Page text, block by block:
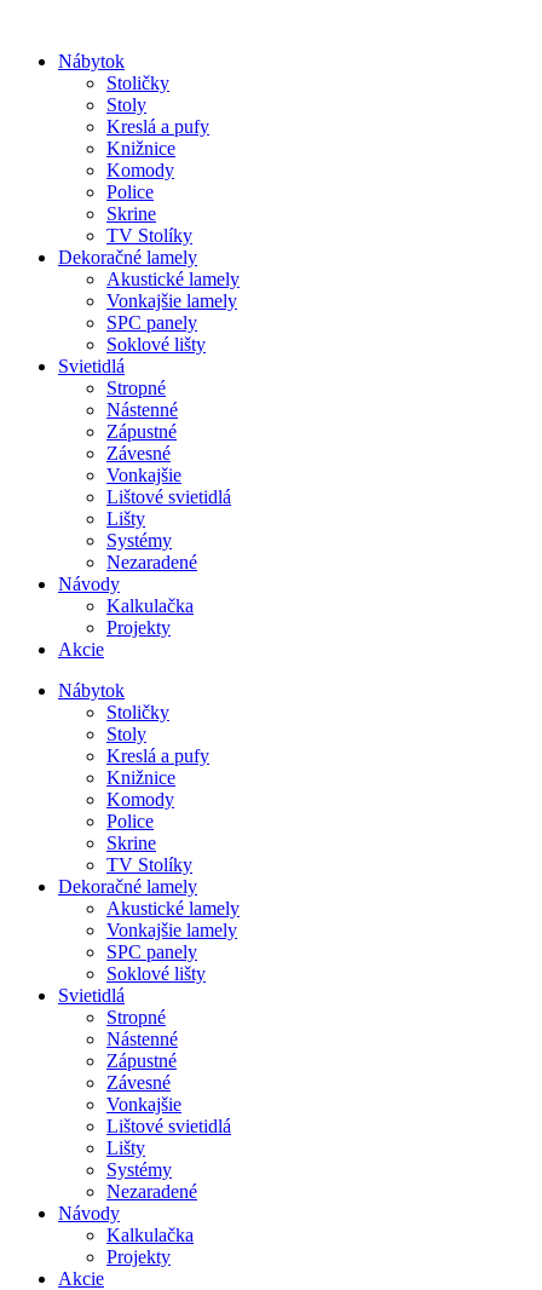
obsah
Nábytok
Stoličky
Stoly
Kreslá a pufy
Knižnice
Komody
Police
Skrine
TV Stolíky
Dekoračné lamely
Akustické lamely
Vonkajšie lamely
SPC panely
Soklové lišty
Svietidlá
Stropné
Nástenné
Zápustné
Závesné
Vonkajšie
Lištové svietidlá
Lišty
Systémy
Nezaradené
Návody
Kalkulačka
Projekty
Akcie
Nábytok
Stoličky
Stoly
Kreslá a pufy
Knižnice
Komody
Police
Skrine
TV Stolíky
Dekoračné lamely
Akustické lamely
Vonkajšie lamely
SPC panely
Soklové lišty
Svietidlá
Stropné
Nástenné
Zápustné
Závesné
Vonkajšie
Lištové svietidlá
Lišty
Systémy
Nezaradené
Návody
Kalkulačka
Projekty
Akcie